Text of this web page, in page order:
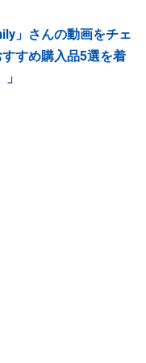
」さんの動画をチェ
すめ購入品5選を着